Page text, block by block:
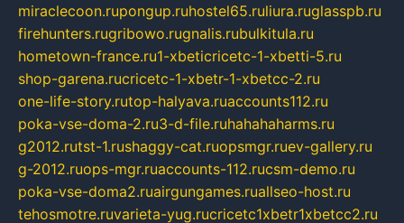
miraclecoon.rupongup.ruhostel65.ruliura.ruglasspb.ru
firehunters.rugribowo.rugnalis.rubulkitula.ru
hometown-france.ru1-xbeticricetc-1-xbetti-5.ru
shop-garena.rucricetc-1-xbetr-1-xbetcc-2.ru
one-life-story.rutop-halyava.ruaccounts112.ru
poka-vse-doma-2.ru3-d-file.ruhahahaharms.ru
g2012.rutst-1.rushaggy-cat.ruopsmgr.ruev-gallery.ru
g-2012.ruops-mgr.ruaccounts-112.rucsm-demo.ru
poka-vse-doma2.ruairgungames.ruallseo-host.ru
tehosmotre.ruvarieta-yug.rucricetc1xbetr1xbetcc2.ru